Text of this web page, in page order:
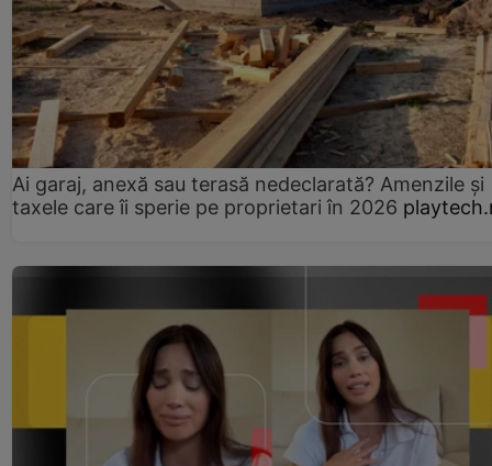
Ai garaj, anexă sau terasă nedeclarată? Amenzile și
taxele care îi sperie pe proprietari în 2026